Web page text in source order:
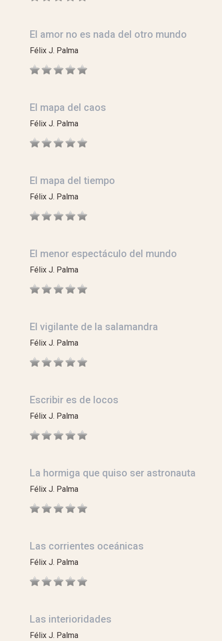
El amor no es nada del otro mundo
Félix J. Palma
El mapa del caos
Félix J. Palma
El mapa del tiempo
Félix J. Palma
El menor espectáculo del mundo
Félix J. Palma
El vigilante de la salamandra
Félix J. Palma
Escribir es de locos
Félix J. Palma
La hormiga que quiso ser astronauta
Félix J. Palma
Las corrientes oceánicas
Félix J. Palma
Las interioridades
Félix J. Palma